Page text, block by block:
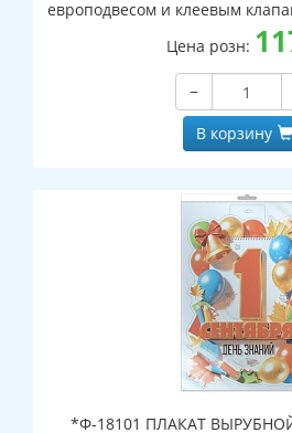
европодвесом и клеевым
ВД-лак)
Цена розн:
−
В корзину
*Ф-18101 ПЛАКАТ